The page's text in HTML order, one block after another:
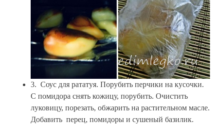
3. Соус для рататуя. Порубить перчики на кусочки.
С помидора снять кожицу, порубить. Очистить
луковицу, порезать, обжарить на растительном масле.
Добавить перец, помидоры и сушеный базилик.